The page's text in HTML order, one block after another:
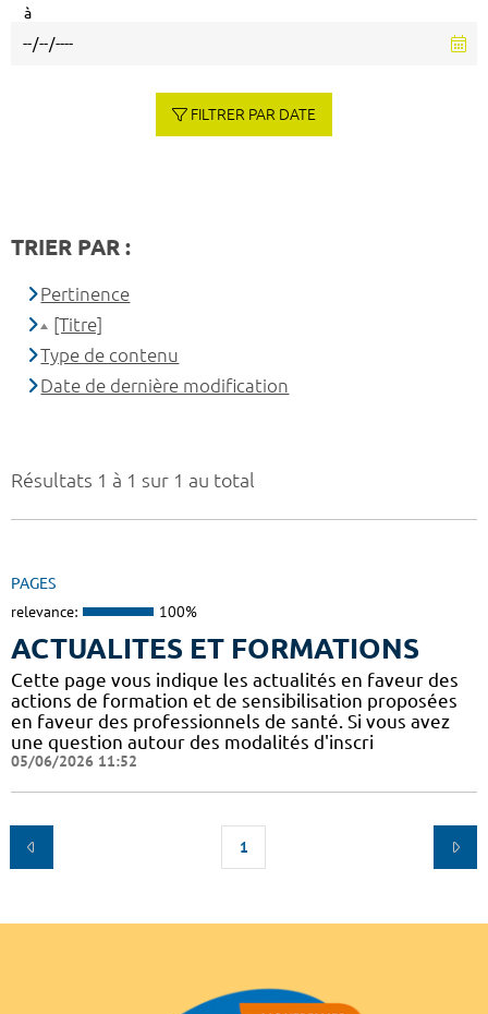
Résultats 1 à 1 sur 1 au total
PAGES
relevance: 100%
ACTUALITES ET FORMATIONS
Cette page vous indique les actualités en faveur des
actions de formation et de sensibilisation proposées
en faveur des professionnels de santé. Si vous avez
une question autour des modalités d'inscri
05/06/2026 11:52
1
à
FILTRER PAR DATE
TRIER PAR :
Pertinence
[Titre]
Type de contenu
Date de dernière modification